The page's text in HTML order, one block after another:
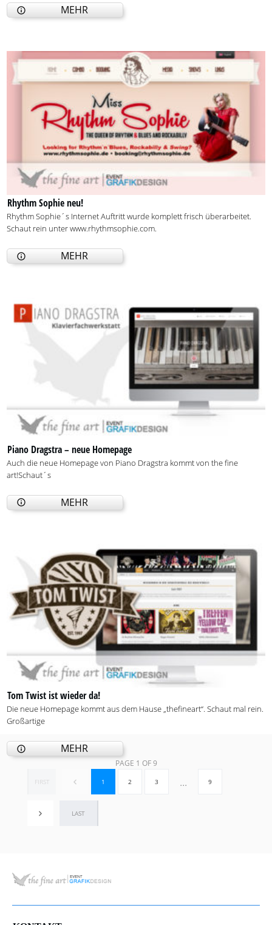
MEHR
Rhythm Sophie neu!
Rhythm Sophie´s Internet Auftritt wurde komplett frisch überarbeitet.
Schaut rein unter www.rhythmsophie.com.
MEHR
Piano Dragstra – neue Homepage
Auch die neue Homepage von Piano Dragstra kommt von the fine
art!Schaut´s
MEHR
Tom Twist ist wieder da!
Die neue Homepage kommt aus dem Hause „thefineart“. Schaut mal rein.
Großartige
MEHR
PAGE 1 OF9
FIRST 1 2 3 ... 9
LAST